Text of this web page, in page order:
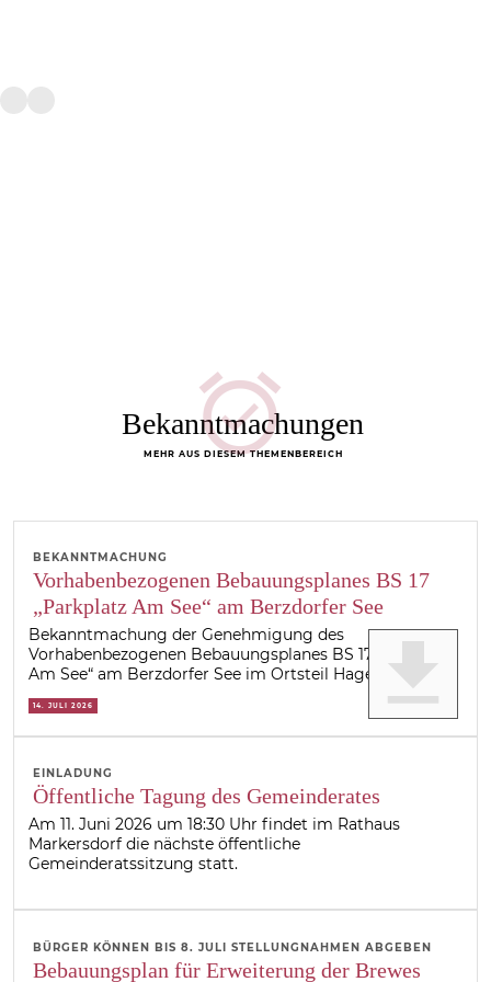
Bekanntmachungen
MEHR AUS DIESEM THEMENBEREICH
BEKANNTMACHUNG
Vorhabenbezogenen Bebauungsplanes BS 17
„Parkplatz Am See“ am Berzdorfer See
Bekanntmachung der Genehmigung des
Vorhabenbezogenen Bebauungsplanes BS 17 „Parkplatz
Am See“ am Berzdorfer See im Ortsteil Hagenwerder
14. JULI 2026 get_app
EINLADUNG
Öffentliche Tagung des Gemeinderates
Am 11. Juni 2026 um 18:30 Uhr findet im Rathaus
Markersdorf die nächste öffentliche
Gemeinderatssitzung statt.
BÜRGER KÖNNEN BIS 8. JULI STELLUNGNAHMEN ABGEBEN
Bebauungsplan für Erweiterung der Brewes